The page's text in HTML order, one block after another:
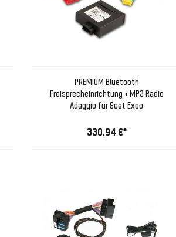
PREMIUM Bluetooth
Freisprecheinrichtung + MP3 Radio
Adaggio für Seat Exeo
330,94 €*